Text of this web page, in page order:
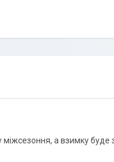
а взимку